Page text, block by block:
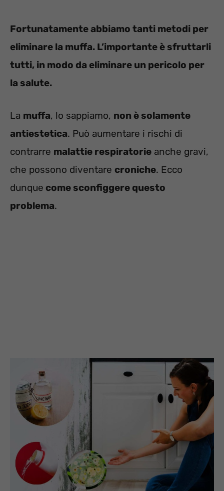
Fortunatamente abbiamo tanti metodi per
eliminare la muffa. L’importante è sfruttarli
tutti, in modo da eliminare un pericolo per
la salute.
La muffa, lo sappiamo, non è solamente
antiestetica. Può aumentare i rischi di
contrarre malattie respiratorie anche gravi,
che possono diventare croniche. Ecco
dunque come sconfiggere questo
problema.